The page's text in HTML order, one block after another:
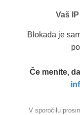
Vaš
Blokada je
Če menite,
V sporočilu